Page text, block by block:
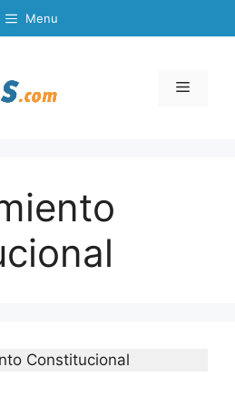
Menu
Menu
Constitucional